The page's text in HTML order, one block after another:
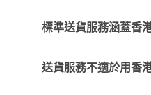
標準送貨服務涵蓋香
送貨服務不適於用香